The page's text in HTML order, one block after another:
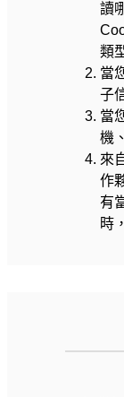
讀
類
當
子
當
機
來
作
有
時